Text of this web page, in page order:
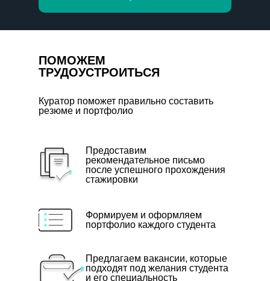
ПОМОЖЕМ
ТРУДОУСТРОИТЬСЯ
Куратор поможет правильно составить
резюме и портфолио
Предоставим
рекомендательное письмо
после успешного прохождения
стажировки
Формируем и оформляем
портфолио каждого студента
Предлагаем вакансии, которые
подходят под желания студента
и его специальность